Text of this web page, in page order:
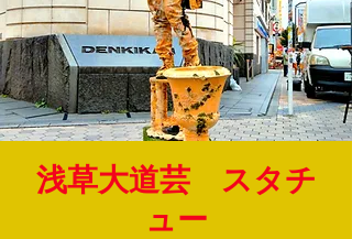
浅草大道芸 スタチ
ュー